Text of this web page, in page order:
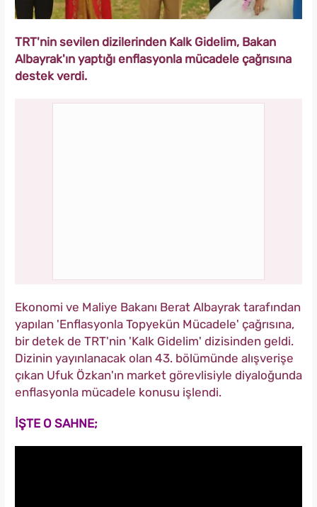
TRT'nin sevilen dizilerinden Kalk Gidelim, Bakan
Albayrak'ın yaptığı enflasyonla mücadele çağrısına
destek verdi.
Ekonomi ve Maliye Bakanı Berat Albayrak tarafından
yapılan 'Enflasyonla Topyekün Mücadele' çağrısına,
bir detek de TRT'nin 'Kalk Gidelim' dizisinden geldi.
Dizinin yayınlanacak olan 43. bölümünde alışverişe
çıkan Ufuk Özkan'ın market görevlisiyle diyaloğunda
enflasyonla mücadele konusu işlendi.
İŞTE O SAHNE;